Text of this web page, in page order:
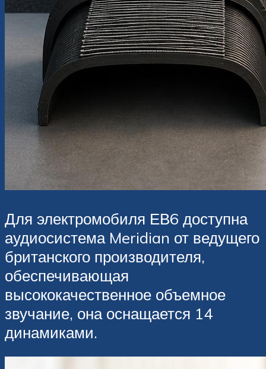
Для электромобиля ЕВ6 доступна
аудиосистема Meridian от ведущего
британского производителя,
обеспечивающая
высококачественное объемное
звучание, она оснащается 14
динамиками.